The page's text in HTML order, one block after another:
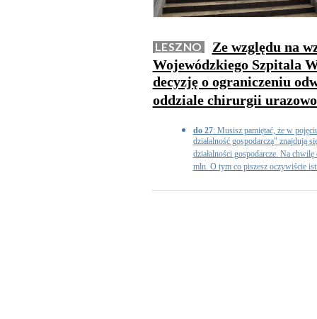
LESZNO
Ze względu na
Wojewódzkiego Szpitala
decyzję o ograniczeniu
oddziale chirurgii
do 27: Musisz pamiętać, że w
działalność gospodarczą" znajdują
działalności gospodarcze. Na
mln. O tym co piszesz oczywiście